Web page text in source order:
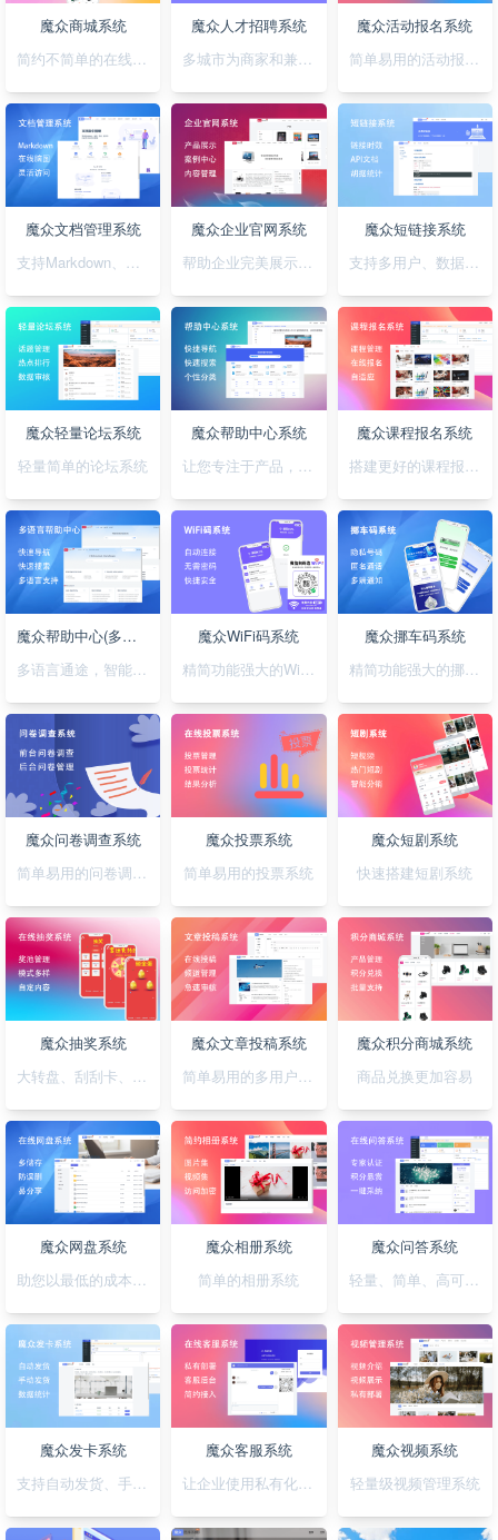
魔众商城系统
简约不简单的在线商城系统
魔众人才招聘系统
多城市为商家和兼职者的提供精准对接平台
魔众活动报名系统
简单易用的活动报名系统
魔众文档管理系统
支持Markdown、图表、脑图、富文本的文档管理系统
魔众企业官网系统
帮助企业完美展示自己的形象
魔众短链接系统
支持多用户、数据统计、API对接的短链接系统
魔众轻量论坛系统
轻量简单的论坛系统
魔众帮助中心系统
让您专注于产品，无需为帮助中心的建设担忧
魔众课程报名系统
搭建更好的课程报名系统
魔众帮助中心(多语言)系统
多语言通途，智能助您，轻松搭建无障碍帮助系统
魔众WiFi码系统
精简功能强大的WiFi码小程序
魔众挪车码系统
精简功能强大的挪车码小程序
魔众问卷调查系统
简单易用的问卷调查系统
魔众投票系统
简单易用的投票系统
魔众短剧系统
快速搭建短剧系统
魔众抽奖系统
大转盘、刮刮卡、积分、红包一站全搞定
魔众文章投稿系统
简单易用的多用户文章投稿系统
魔众积分商城系统
商品兑换更加容易
魔众网盘系统
魔众相册系统
简单的相册系统
魔众问答系统
魔众发卡系统
魔众客服系统
魔众视频系统
轻量级视频管理系统